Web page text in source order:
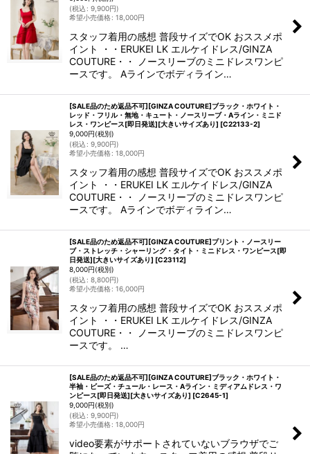
(税込: 9,900円)
希望小売価格: 18,000円
スタッフ着用の感想 普段サイズでOK おススメポ
イント ・・ERUKEI LK エルケイドレス/GINZA
COUTURE・・ ノースリーブのミニドレスワンピ
ースです。 Aラインでボディライン…
[SALE品のため返品不可][GINZA COUTURE]ブラック・ホワイト・
レッド・フリル・無地・キュート・ノースリーブ・Aライン・ミニド
レス・ワンピース[即日発送][大きいサイズあり] [C22133-2]
9,000円(税別)
(税込: 9,900円)
希望小売価格: 18,000円
スタッフ着用の感想 普段サイズでOK おススメポ
イント ・・ERUKEI LK エルケイドレス/GINZA
COUTURE・・ ノースリーブのミニドレスワンピ
ースです。 Aラインでボディライン…
[SALE品のため返品不可][GINZA COUTURE]プリント・ノースリー
ブ・ストレッチ・シャーリング・タイト・ミニドレス・ワンピース[即
日発送][大きいサイズあり] [C23112]
8,000円(税別)
(税込: 8,800円)
希望小売価格: 16,000円
スタッフ着用の感想 普段サイズでOK おススメポ
イント ・・ERUKEI LK エルケイドレス/GINZA
COUTURE・・ ノースリーブのミニドレスワンピ
ースです。 …
[SALE品のため返品不可][GINZA COUTURE]ブラック・ホワイト・
半袖・ビーズ・チュール・レース・Aライン・ミディアムドレス・ワ
ンピース[即日発送][大きいサイズあり] [C2645-1]
9,000円(税別)
(税込: 9,900円)
希望小売価格: 18,000円
video要素がサポートされていないブラウザでご